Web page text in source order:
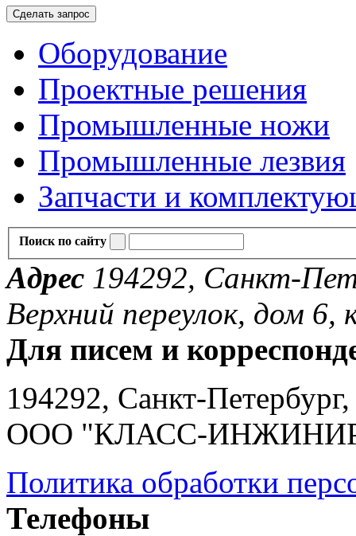
Сделать запрос
Оборудование
Проектные решения
Промышленные ножи
Промышленные лезвия
Запчасти и
Поиск по сайту
Адрес 194292, Санкт-
Верхний переулок, дом
Для писем и
194292, Санкт-
ООО "КЛАСС-
Политика обработки
Телефоны